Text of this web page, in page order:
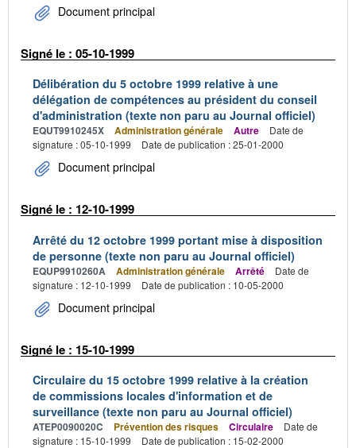
Document principal
Signé le : 05-10-1999
Délibération du 5 octobre 1999 relative à une
délégation de compétences au président du conseil
d'administration (texte non paru au Journal officiel)
EQUT9910245X Administration générale Autre
Date de
signature : 05-10-1999
Date de publication : 25-01-2000
Document principal
Signé le : 12-10-1999
Arrêté du 12 octobre 1999 portant mise à disposition
de personne (texte non paru au Journal officiel)
EQUP9910260A Administration générale Arrêté
Date de
signature : 12-10-1999
Date de publication : 10-05-2000
Document principal
Signé le : 15-10-1999
Circulaire du 15 octobre 1999 relative à la création
de commissions locales d'information et de
surveillance (texte non paru au Journal officiel)
ATEP0090020C Prévention des risques Circulaire
Date de
signature : 15-10-1999
Date de publication : 15-02-2000